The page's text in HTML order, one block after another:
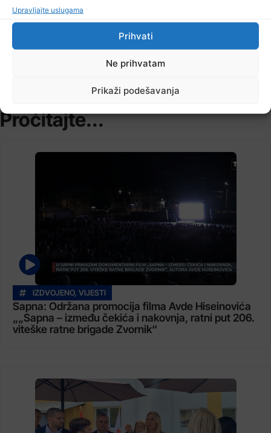
Upravljajte uslugama
Prihvati
Ne prihvatam
Prikaži podešavanja
Na području Kladnja izgorjelo oko osam hektara šume
Pročitajte...
IZDVOJENO, VIJESTI
Sapna: Održana promocija filma Avde Hiseinovića
„„Sapna – između čekića i nakovnja, ratni put 206.
viteške ratne brigade Zvornik“